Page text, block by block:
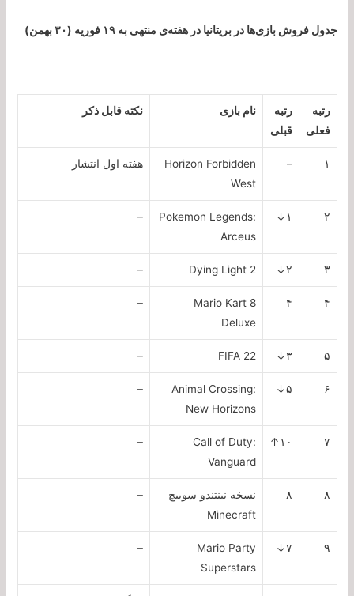
جدول فروش بازی‌ها در بریتانیا در هفته‌ی منتهی به ۱۹ فوریه (۳۰ بهمن)
رتبه
فعلی
رتبه
قبلی
نام بازی نکته قابل ذکر
۱ –
Horizon Forbidden
West
هفته اول انتشار
۲ ۱↓
Pokemon Legends:
Arceus
–
۳ ۲↓ Dying Light 2
–
۴ ۴
Mario Kart 8
Deluxe
–
۵ ۳↓ FIFA 22
–
۶ ۵↓
Animal Crossing:
New Horizons
–
۷ ۱۰↑
Call of Duty:
Vanguard
–
۸ ۸
نسخه نینتندو سوییچ
Minecraft
–
۹ ۷↓
Mario Party
Superstars
–